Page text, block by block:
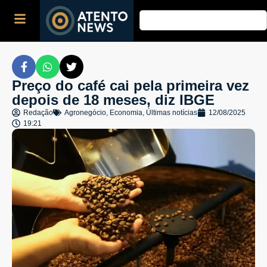
Preço do café cai pela primeira vez
depois de 18 meses, diz IBGE
Redação Agronegócio, Economia, Últimas notícias
12/08/2025
19:21